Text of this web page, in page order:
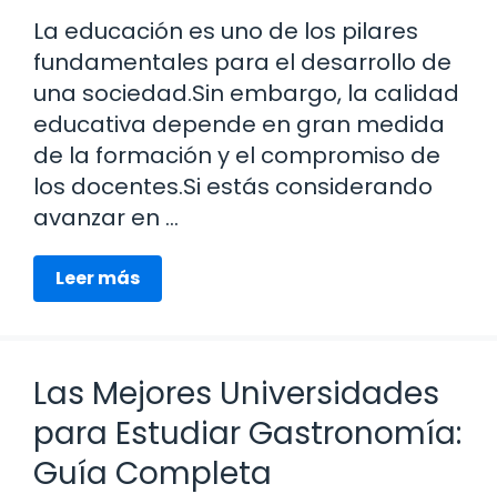
La educación es uno de los pilares
fundamentales para el desarrollo de
una sociedad.Sin embargo, la calidad
educativa depende en gran medida
de la formación y el compromiso de
los docentes.Si estás considerando
avanzar en …
Leer más
Las Mejores Universidades
para Estudiar Gastronomía:
Guía Completa